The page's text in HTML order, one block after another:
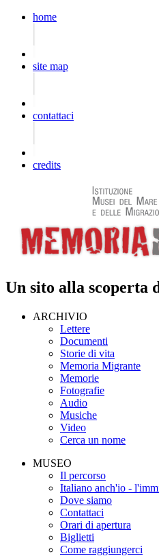
home
site map
contattaci
credits
Un sito alla scoperta
ARCHIVIO
Lettere
Documenti
Storie di vita
Memoria Migrante
Memorie
Fotografie
Audio
Musiche
Video
Cerca un nome
MUSEO
Il percorso
Italiano anch'io -
Dove siamo
Contattaci
Orari di apertura
Biglietti
Come raggiungerci